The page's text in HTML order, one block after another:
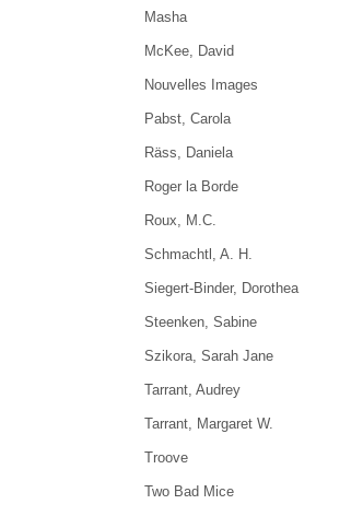
Masha
McKee, David
Nouvelles Images
Pabst, Carola
Räss, Daniela
Roger la Borde
Roux, M.C.
Schmachtl, A. H.
Siegert-Binder, Dorothea
Steenken, Sabine
Szikora, Sarah Jane
Tarrant, Audrey
Tarrant, Margaret W.
Troove
Two Bad Mice